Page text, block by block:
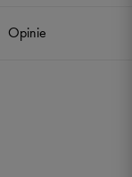
Opinie